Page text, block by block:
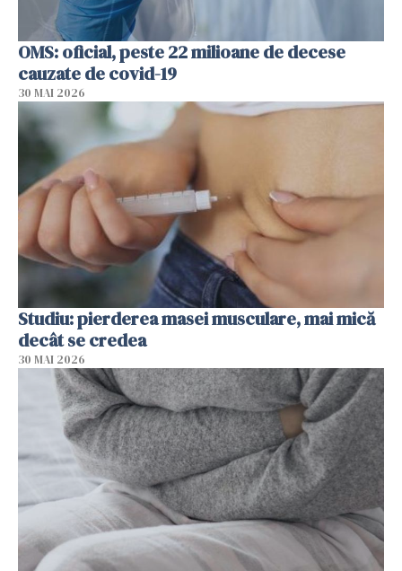
OMS: oficial, peste 22 milioane de decese
cauzate de covid-19
30 MAI 2026
Studiu: pierderea masei musculare, mai mică
decât se credea
30 MAI 2026